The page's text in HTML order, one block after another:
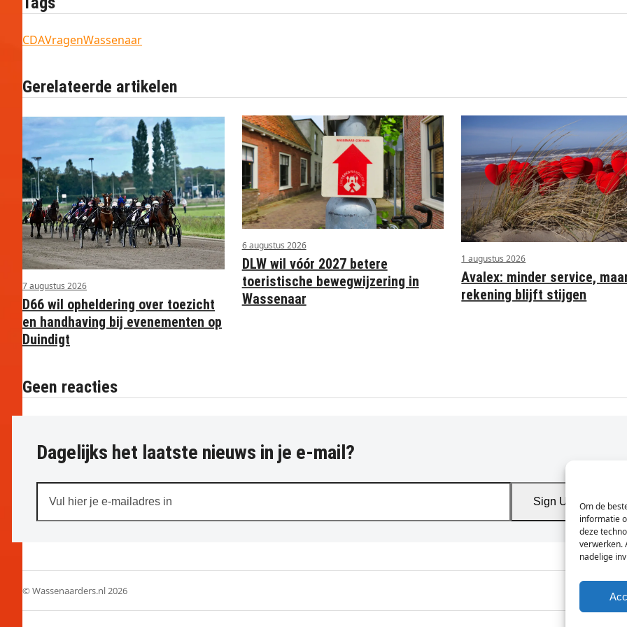
Om de
informatie
deze
verwerken.
nadelige
CDAVragenWassenaar
Gerelateerde artikelen
7 augustus 2026
D66 wil opheldering over toezicht
en handhaving bij evenementen op
Duindigt
6 augustus 2026
DLW wil vóór 2027 betere
toeristische bewegwijzering in
Wassenaar
1 augustus 2026
Avalex: minder service,
rekening blijft stijgen
Geen reacties
Dagelijks het laatste nieuws in je e-mail?
hier
je
in
Sign Up
© Wassenaarders.nl 2026